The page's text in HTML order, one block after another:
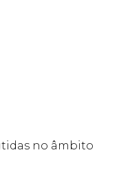
no âmbito